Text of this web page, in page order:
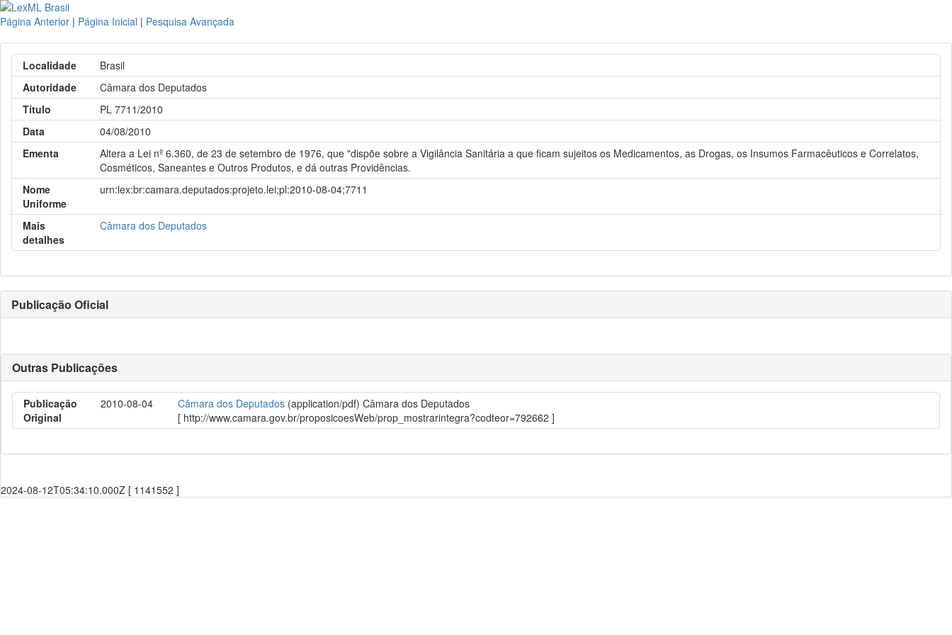
Página Anterior | Página Inicial | Pesquisa Avançada
Localidade
Brasil
Autoridade
Câmara dos Deputados
Título
PL 7711/2010
Data
04/08/2010
Ementa
Altera a Lei nº 6.360, de 23 de setembro de 1976, que "dispõe sobre a Vigilância Sanitária a que ficam sujeitos os Medicamentos, as Drogas, os Insumos Farmacêuticos e Correlatos,
Cosméticos, Saneantes e Outros Produtos, e dá outras Providências.
Nome
Uniforme
urn:lex:br:camara.deputados:projeto.lei;pl:2010-08-04;7711
Mais
detalhes
Câmara dos Deputados
Publicação Oficial
Outras Publicações
Publicação
Original
2010-08-04 Câmara dos Deputados (application/pdf) Câmara dos Deputados
[ http://www.camara.gov.br/proposicoesWeb/prop_mostrarintegra?codteor=792662 ]
2024-08-12T05:34:10.000Z [ 1141552 ]